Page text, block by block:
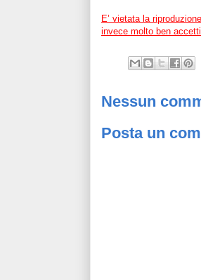
E’ vietata la
invece molto ben
Nessun
Posta un